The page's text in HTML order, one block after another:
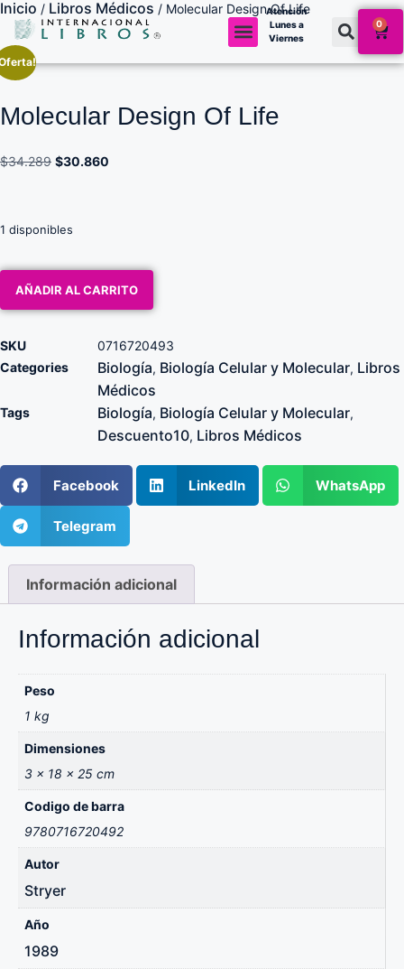
Atención
Lunes a
Viernes
0
Inicio / Libros Médicos / Molecular Design Of Life
Molecular Design Of Life
$34.289 $30.860
1 disponibles
AÑADIR AL CARRITO
SKU
0716720493
Categories
Biología, Biología Celular y Molecular, Libros
Médicos
Tags Biología, Biología Celular y Molecular,
Descuento10, Libros Médicos
Facebook LinkedIn WhatsApp
Telegram
Información adicional
Información adicional
Peso
1 kg
Dimensiones
3 × 18 × 25 cm
Codigo de barra
9780716720492
Autor
Stryer
Año
1989